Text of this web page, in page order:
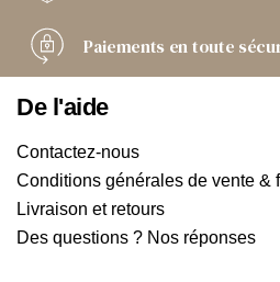
Paiements en toute
De l'aide
Contactez-nous
Conditions générales de vente &
Livraison et retours
Des questions ? Nos réponses